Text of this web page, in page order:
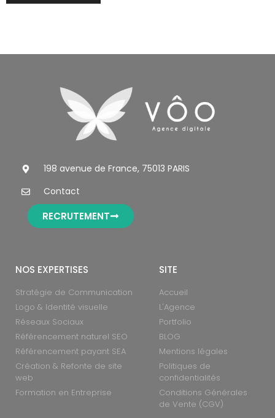
198 avenue de France, 75013 PARIS
Contact
RECRUTEMENT
NOS EXPERTISES
Stratégie de Communication
Logo & Identité visuelle
Réseaux Sociaux
Référencement naturel SEO
Référencement payant SEA
Création & Refonte de site
web
Formation en Entreprise
SITE
Accueil
L'Agence
Portfolio
BLOG
Mentions légales
Politiques de
confidentialités
Conditions Générales
de Vente (CGV)